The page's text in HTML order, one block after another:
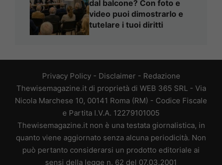
dal balcone? Con foto e
video puoi dimostrarlo e
tutelare i tuoi diritti
Privacy Policy- Disclaimer - Redazione
Thewisemagazine.it di proprietà di WEB 365 SRL - Via
Nicola Marchese 10, 00141 Roma (RM) - Codice Fiscale
e Partita I.V.A. 12279101005
Thewisemagazine.it non è una testata giornalistica, in
quanto viene aggiornato senza alcuna periodicità. Non
può pertanto considerarsi un prodotto editoriale ai
sensi della legge n. 62 del 07.03.2001